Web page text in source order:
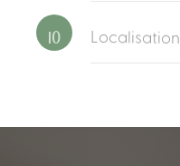
10 Localisation